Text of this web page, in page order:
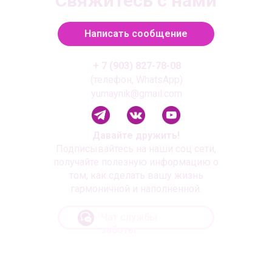
Написать сообщение